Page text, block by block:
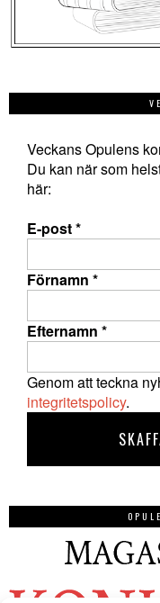
Veckans Opulens
Du kan när som
här:
E-post*
Förnamn *
Efternamn *
Genom att teckna
integritetspolicy.